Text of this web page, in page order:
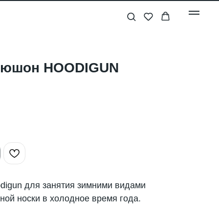
HOODIGUN
для занятия зимними видами
носки в холодное время года.